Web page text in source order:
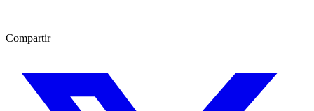
Compartir